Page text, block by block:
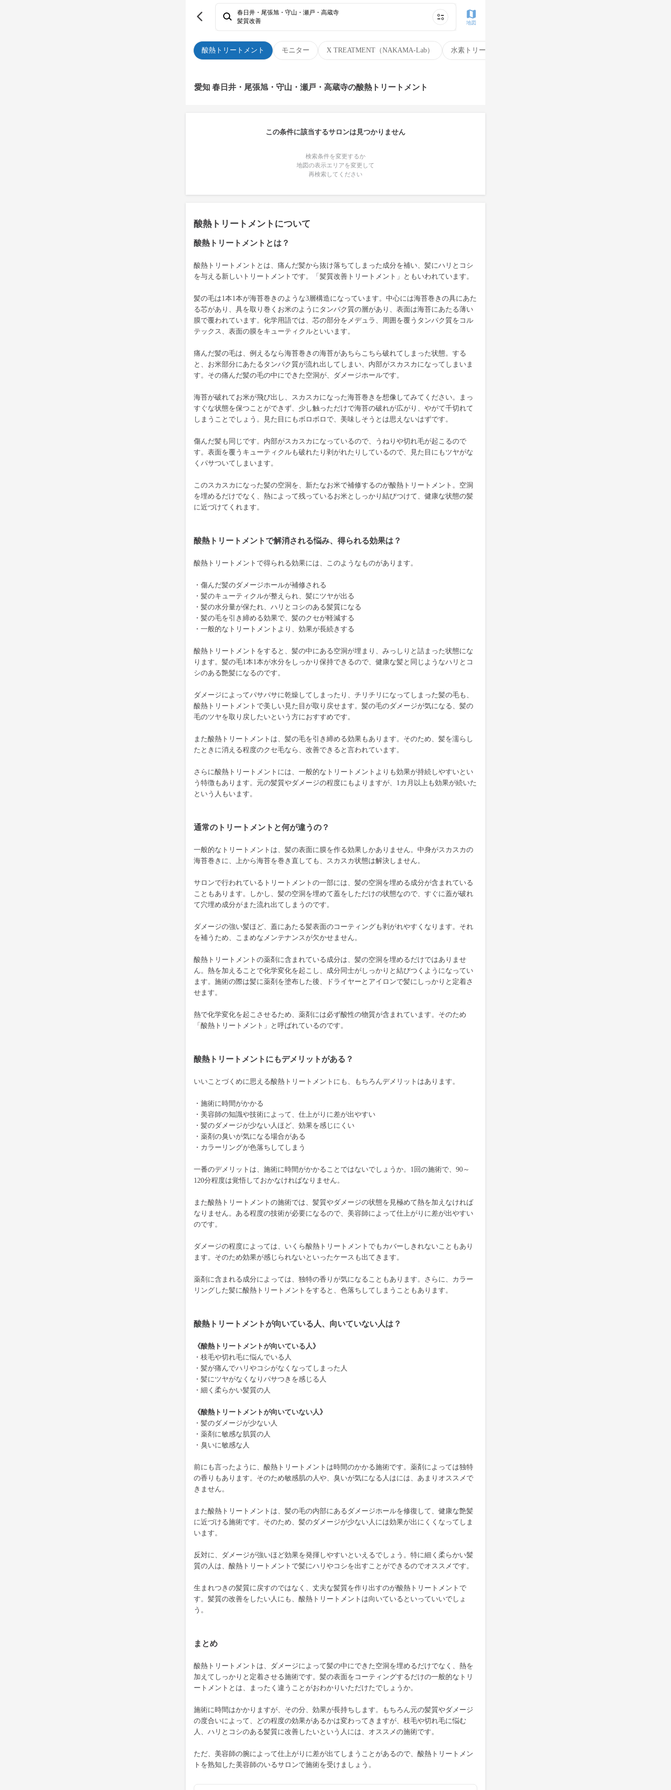
酸熱トリートメント モニター X TREATMENT（NAKAMA-Lab） 水素トリートメント
春日井・尾張旭・守山・瀬戸・高蔵寺
髪質改善
地図
愛知 春日井・尾張旭・守山・瀬戸・高蔵寺の酸熱トリートメント
この条件に該当するサロンは見つかりません
検索条件を変更するか
地図の表示エリアを変更して
再検索してください
酸熱トリートメントについて
酸熱トリートメントとは？
酸熱トリートメントとは、痛んだ髪から抜け落ちてしまった成分を補い、髪にハリとコシ
を与える新しいトリートメントです。「髪質改善トリートメント」ともいわれています。
髪の毛は1本1本が海苔巻きのような3層構造になっています。中心には海苔巻きの具にあた
る芯があり、具を取り巻くお米のようにタンパク質の層があり、表面は海苔にあたる薄い
膜で覆われています。化学用語では、芯の部分をメデュラ、周囲を覆うタンパク質をコル
テックス、表面の膜をキューティクルといいます。
痛んだ髪の毛は、例えるなら海苔巻きの海苔があちらこちら破れてしまった状態。する
と、お米部分にあたるタンパク質が流れ出してしまい、内部がスカスカになってしまいま
す。その痛んだ髪の毛の中にできた空洞が、ダメージホールです。
海苔が破れてお米が飛び出し、スカスカになった海苔巻きを想像してみてください。まっ
すぐな状態を保つことができず、少し触っただけで海苔の破れが広がり、やがて千切れて
しまうことでしょう。見た目にもボロボロで、美味しそうとは思えないはずです。
傷んだ髪も同じです。内部がスカスカになっているので、うねりや切れ毛が起こるので
す。表面を覆うキューティクルも破れたり剥がれたりしているので、見た目にもツヤがな
くパサついてしまいます。
このスカスカになった髪の空洞を、新たなお米で補修するのが酸熱トリートメント。空洞
を埋めるだけでなく、熱によって残っているお米としっかり結びつけて、健康な状態の髪
に近づけてくれます。
酸熱トリートメントで解消される悩み、得られる効果は？
酸熱トリートメントで得られる効果には、このようなものがあります。
・傷んだ髪のダメージホールが補修される
・髪のキューティクルが整えられ、髪にツヤが出る
・髪の水分量が保たれ、ハリとコシのある髪質になる
・髪の毛を引き締める効果で、髪のクセが軽減する
・一般的なトリートメントより、効果が長続きする
酸熱トリートメントをすると、髪の中にある空洞が埋まり、みっしりと詰まった状態にな
ります。髪の毛1本1本が水分をしっかり保持できるので、健康な髪と同じようなハリとコ
シのある艶髪になるのです。
ダメージによってパサパサに乾燥してしまったり、チリチリになってしまった髪の毛も、
酸熱トリートメントで美しい見た目が取り戻せます。髪の毛のダメージが気になる、髪の
毛のツヤを取り戻したいという方におすすめです。
また酸熱トリートメントは、髪の毛を引き締める効果もあります。そのため、髪を濡らし
たときに消える程度のクセ毛なら、改善できると言われています。
さらに酸熱トリートメントには、一般的なトリートメントよりも効果が持続しやすいとい
う特徴もあります。元の髪質やダメージの程度にもよりますが、1カ月以上も効果が続いた
という人もいます。
通常のトリートメントと何が違うの？
一般的なトリートメントは、髪の表面に膜を作る効果しかありません。中身がスカスカの
海苔巻きに、上から海苔を巻き直しても、スカスカ状態は解決しません。
サロンで行われているトリートメントの一部には、髪の空洞を埋める成分が含まれている
こともあります。しかし、髪の空洞を埋めて蓋をしただけの状態なので、すぐに蓋が破れ
て穴埋め成分がまた流れ出てしまうのです。
ダメージの強い髪ほど、蓋にあたる髪表面のコーティングも剥がれやすくなります。それ
を補うため、こまめなメンテナンスが欠かせません。
酸熱トリートメントの薬剤に含まれている成分は、髪の空洞を埋めるだけではありませ
ん。熱を加えることで化学変化を起こし、成分同士がしっかりと結びつくようになってい
ます。施術の際は髪に薬剤を塗布した後、ドライヤーとアイロンで髪にしっかりと定着さ
せます。
熱で化学変化を起こさせるため、薬剤には必ず酸性の物質が含まれています。そのため
「酸熱トリートメント」と呼ばれているのです。
酸熱トリートメントにもデメリットがある？
いいことづくめに思える酸熱トリートメントにも、もちろんデメリットはあります。
・施術に時間がかかる
・美容師の知識や技術によって、仕上がりに差が出やすい
・髪のダメージが少ない人ほど、効果を感じにくい
・薬剤の臭いが気になる場合がある
・カラーリングが色落ちしてしまう
一番のデメリットは、施術に時間がかかることではないでしょうか。1回の施術で、90～
120分程度は覚悟しておかなければなりません。
また酸熱トリートメントの施術では、髪質やダメージの状態を見極めて熱を加えなければ
なりません。ある程度の技術が必要になるので、美容師によって仕上がりに差が出やすい
のです。
ダメージの程度によっては、いくら酸熱トリートメントでもカバーしきれないこともあり
ます。そのため効果が感じられないといったケースも出てきます。
薬剤に含まれる成分によっては、独特の香りが気になることもあります。さらに、カラー
リングした髪に酸熱トリートメントをすると、色落ちしてしまうこともあります。
酸熱トリートメントが向いている人、向いていない人は？
《酸熱トリートメントが向いている人》
・枝毛や切れ毛に悩んでいる人
・髪が痛んでハリやコシがなくなってしまった人
・髪にツヤがなくなりパサつきを感じる人
・細く柔らかい髪質の人
《酸熱トリートメントが向いていない人》
・髪のダメージが少ない人
・薬剤に敏感な肌質の人
・臭いに敏感な人
前にも言ったように、酸熱トリートメントは時間のかかる施術です。薬剤によっては独特
の香りもあります。そのため敏感肌の人や、臭いが気になる人はには、あまりオススメで
きません。
また酸熱トリートメントは、髪の毛の内部にあるダメージホールを修復して、健康な艶髪
に近づける施術です。そのため、髪のダメージが少ない人には効果が出にくくなってしま
います。
反対に、ダメージが強いほど効果を発揮しやすいといえるでしょう。特に細く柔らかい髪
質の人は、酸熱トリートメントで髪にハリやコシを出すことができるのでオススメです。
生まれつきの髪質に戻すのではなく、丈夫な髪質を作り出すのが酸熱トリートメントで
す。髪質の改善をしたい人にも、酸熱トリートメントは向いているといっていいでしょ
う。
まとめ
酸熱トリートメントは、ダメージによって髪の中にできた空洞を埋めるだけでなく、熱を
加えてしっかりと定着させる施術です。髪の表面をコーティングするだけの一般的なトリ
ートメントとは、まったく違うことがおわかりいただけたでしょうか。
施術に時間はかかりますが、その分、効果が長持ちします。もちろん元の髪質やダメージ
の度合いによって、どの程度の効果があるかは変わってきますが、枝毛や切れ毛に悩む
人、ハリとコシのある髪質に改善したいという人には、オススメの施術です。
ただ、美容師の腕によって仕上がりに差が出てしまうことがあるので、酸熱トリートメン
トを熟知した美容師のいるサロンで施術を受けましょう。